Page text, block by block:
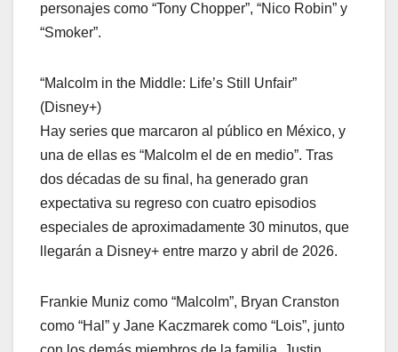
personajes como “Tony Chopper”, “Nico Robin” y
“Smoker”.
“Malcolm in the Middle: Life’s Still Unfair”
(Disney+)
Hay series que marcaron al público en México, y
una de ellas es “Malcolm el de en medio”. Tras
dos décadas de su final, ha generado gran
expectativa su regreso con cuatro episodios
especiales de aproximadamente 30 minutos, que
llegarán a Disney+ entre marzo y abril de 2026.
Frankie Muniz como “Malcolm”, Bryan Cranston
como “Hal” y Jane Kaczmarek como “Lois”, junto